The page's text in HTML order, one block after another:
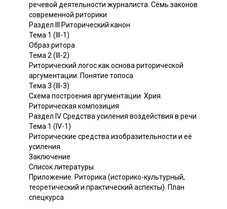
речевой деятельности журналиста. Семь законов
современной риторики
Раздел III Риторический канон
Тема 1 (III-1)
Образ ритора
Тема 2 (III-2)
Риторический логос как основа риторической
аргументации. Понятие топоса
Тема 3 (III-3)
Схема построения аргументации. Хрия.
Риторическая композиция
Раздел IV Средства усиления воздействия в речи
Тема 1 (IV-1)
Риторические средства изобразительности и её
усиления
Заключение
Список литературы
Приложение. Риторика (историко-культурный,
теоретический и практический аспекты). План
спецкурса